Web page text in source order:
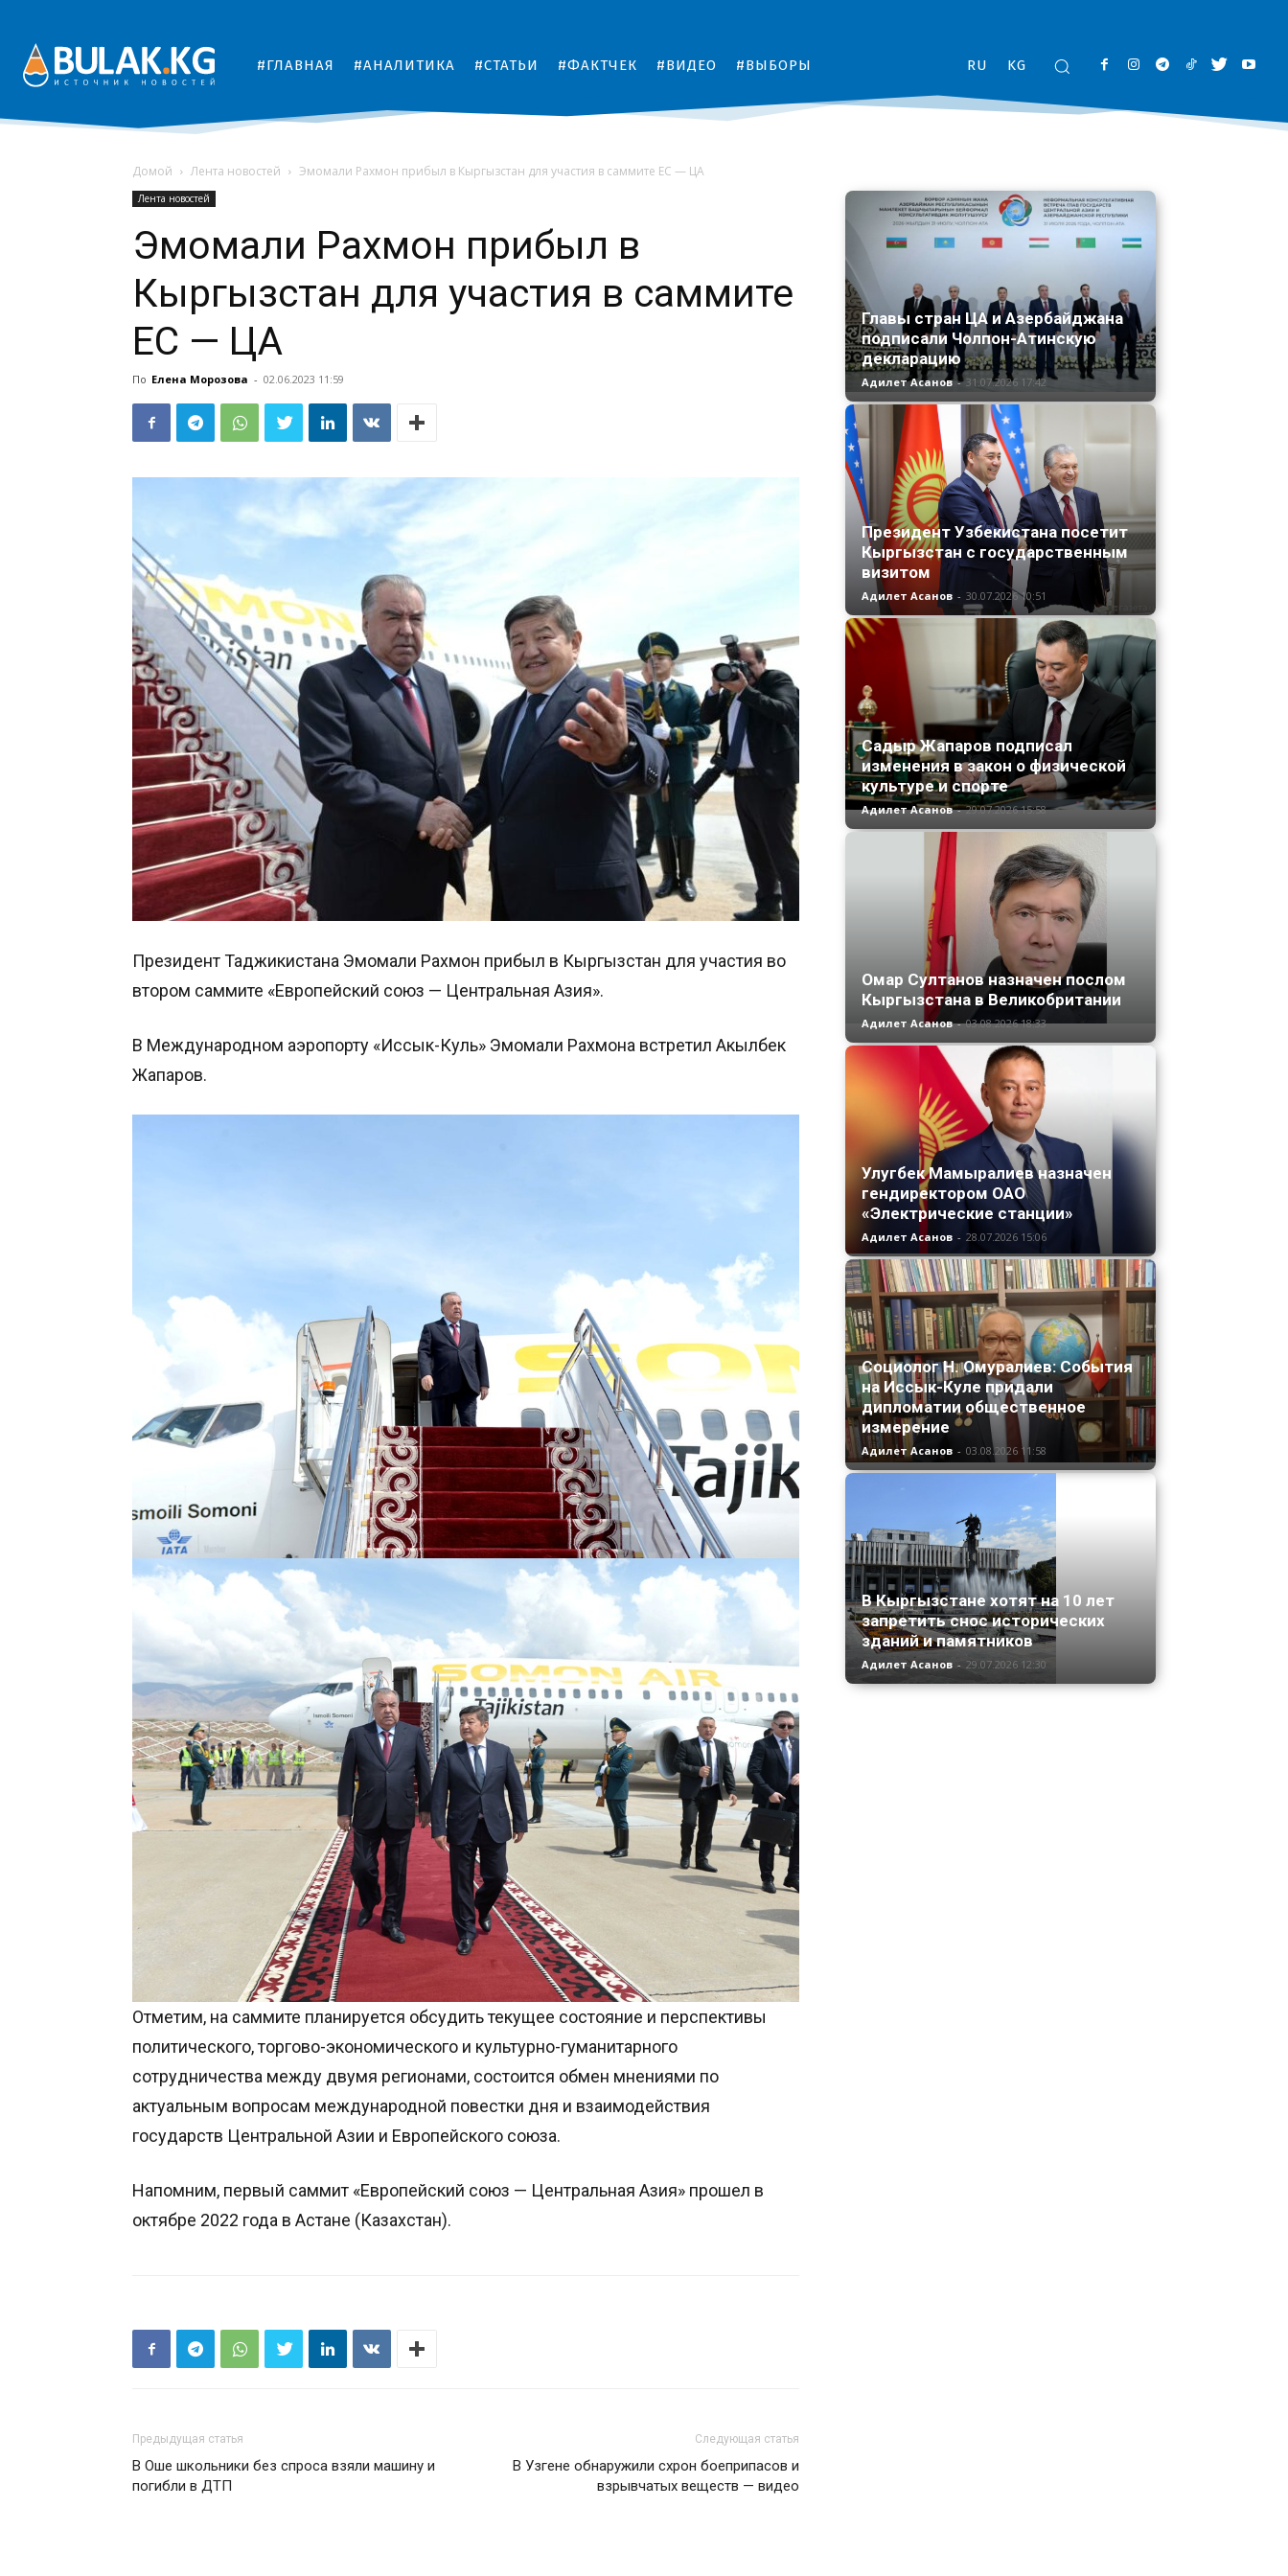
#ГЛАВНАЯ #АНАЛИТИКА #СТАТЬИ #ФАКТЧЕК #ВИДЕО #ВЫБОРЫ RU KG
Домой Лента новостей Эмомали Рахмон прибыл в Кыргызстан для участия в саммите ЕС — ЦА
Лента новостей
Эмомали Рахмон прибыл в
Кыргызстан для участия в саммите
ЕС — ЦА
По Елена Морозова - 02.06.2023 11:59
Президент Таджикистана Эмомали Рахмон прибыл в Кыргызстан для участия во
втором саммите «Европейский союз — Центральная Азия».
В Международном аэропорту «Иссык-Куль» Эмомали Рахмона встретил Акылбек
Жапаров.
Отметим, на саммите планируется обсудить текущее состояние и перспективы
политического, торгово-экономического и культурно-гуманитарного
сотрудничества между двумя регионами, состоится обмен мнениями по
актуальным вопросам международной повестки дня и взаимодействия
государств Центральной Азии и Европейского союза.
Напомним, первый саммит «Европейский союз — Центральная Азия» прошел в
октябре 2022 года в Астане (Казахстан).
Предыдущая статья
В Оше школьники без спроса взяли машину и
погибли в ДТП
Следующая статья
В Узгене обнаружили схрон боеприпасов и
взрывчатых веществ — видео
Главы стран ЦА и Азербайджана
подписали Чолпон-Атинскую
декларацию
Адилет Асанов - 31.07.2026 17:42
Президент Узбекистана посетит
Кыргызстан с государственным
визитом
Адилет Асанов - 30.07.2026 10:51
Садыр Жапаров подписал
изменения в закон о физической
культуре и спорте
Адилет Асанов - 29.07.2026 15:58
Омар Султанов назначен послом
Кыргызстана в Великобритании
Адилет Асанов - 03.08.2026 18:33
Улугбек Мамыралиев назначен
гендиректором ОАО
«Электрические станции»
Адилет Асанов - 28.07.2026 15:06
Социолог Н. Омуралиев: События
на Иссык-Куле придали
дипломатии общественное
измерение
Адилет Асанов - 03.08.2026 11:58
В Кыргызстане хотят на 10 лет
запретить снос исторических
зданий и памятников
Адилет Асанов - 29.07.2026 12:30